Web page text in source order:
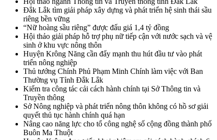
Đắk Lắk tìm giải pháp xây dựng và phát triển hệ sinh thái sầu
riêng bền vững
“Nữ hoàng sầu riêng” được đấu giá 1,4 tỷ đồng
Hội thảo giải pháp hỗ trợ phụ nữ tiếp cận với nước sạch và vệ
sinh ở khu vực nông thôn
Huyện Krông Năng cần đẩy mạnh thu hút đầu tư vào phát
triển nông nghiệp
Thủ tướng Chính Phủ Phạm Minh Chính làm việc với Ban
Thường vụ Tỉnh Đắk Lắk
Kiểm tra công tác cải cách hành chính tại Sở Thông tin và
Truyền thông
Sở Nông nghiệp và phát triển nông thôn không có hồ sơ giải
quyết thủ tục hành chính quá hạn
Nâng cao năng lực cho tổ công nghệ số cộng đồng thành phố
Buôn Ma Thuột